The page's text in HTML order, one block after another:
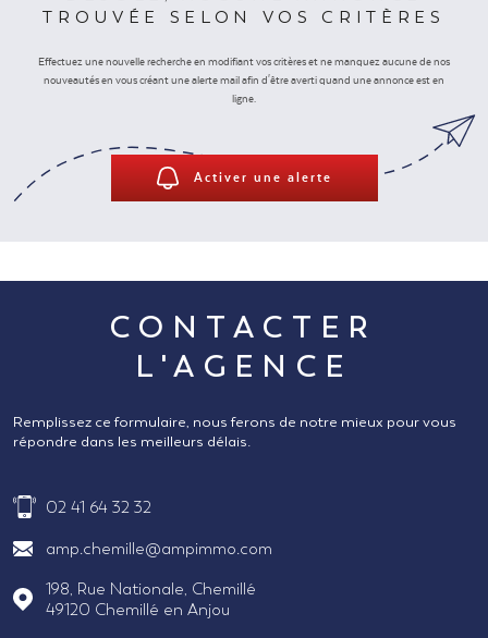
TROUVÉE SELON VOS CRITÈRES
Effectuez une nouvelle recherche en modifiant vos critères et ne manquez aucune de nos
nouveautés en vous créant une alerte mail afin d'être averti quand une annonce est en
ligne.
Activer une alerte
CONTACTER
L'AGENCE
Remplissez ce formulaire, nous ferons de notre mieux pour vous
répondre dans les meilleurs délais.
02 41 64 32 32
amp.chemille@ampimmo.com
198, Rue Nationale, Chemillé
49120
Chemillé en Anjou